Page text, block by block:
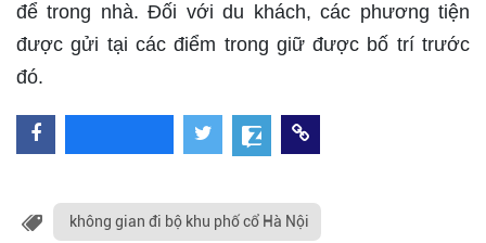
để trong nhà. Đối với du khách, các phương tiện
được gửi tại các điểm trong giữ được bố trí trước
đó.
không gian đi bộ khu phố cổ Hà Nội